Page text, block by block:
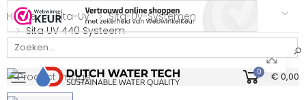
Bekijk onze Webwinkelkeur beoordeling
Toggle mobile menu
0 € 0,00
Home Sita-Uv
Sita-Uv-Systemen
Sita UV 440 Systeem